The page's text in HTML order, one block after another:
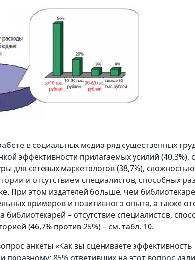
в социальных медиа ряд существенных
эффективности прилагаемых усилий (40,3%),
для сетевых маркетологов (38,7%),
и отсутствием специалистов, способных
При этом издателей больше, чем
примеров и позитивного опыта, а также
библиотекарей – отсутствие специалистов,
(46,7% против 25%) – см. табл. 10.
анкеты «Как вы оцениваете
поразному: 85% ответивших на этот вопрос